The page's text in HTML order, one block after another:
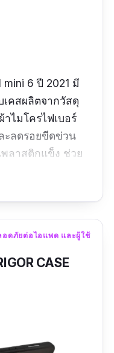
6 ปี 2021 มี
เคสผลิตจากวัสดุ
ไมโครไฟเบอร์
ะลดรอยขีดข่วน
ลาสติกแข็ง ช่วย
ทำให้ฝาพับส่วน
ารพกพา บริเวณปุ่ม
วณฝาพับยังมีการ
คง ช่วยให้ล็อก
Sleep / Wake
ล็อกได้แน่นหนา
ดภัยต่อไอแพด และผู้ใช้
CASE